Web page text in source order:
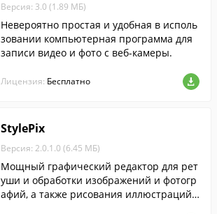
Версия: 3.0 (1.89 МБ)
Невероятно простая и удобная в исполь
зовании компьютерная программа для
записи видео и фото с веб-камеры.
Лицензия: Бесплатно
StylePix
Версия: 2.0.1.0 (6.45 МБ)
Мощный графический редактор для рет
уши и обработки изображений и фотогр
афий, а также рисования иллюстраций с